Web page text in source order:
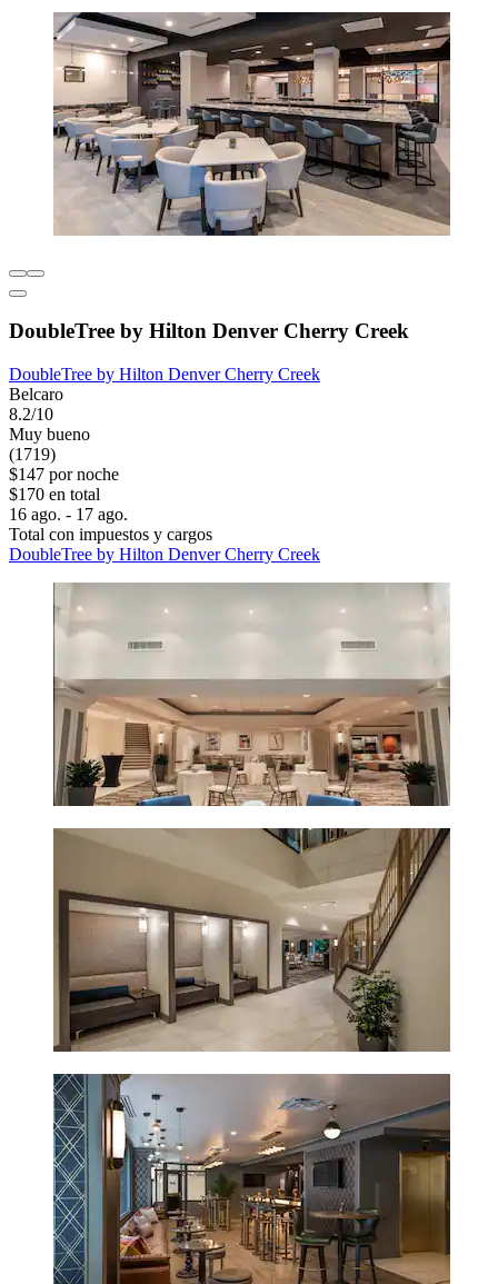
DoubleTree by Hilton Denver Cherry Creek
DoubleTree by Hilton Denver Cherry Creek
Belcaro
8.2/10
Muy bueno
(1719)
$147 por noche
$170 en total
16 ago. - 17 ago.
Total con impuestos y cargos
DoubleTree by Hilton Denver Cherry Creek